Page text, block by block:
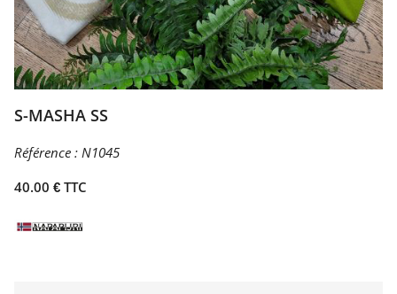
S-MASHA SS
Référence : N1045
40.00 € TTC